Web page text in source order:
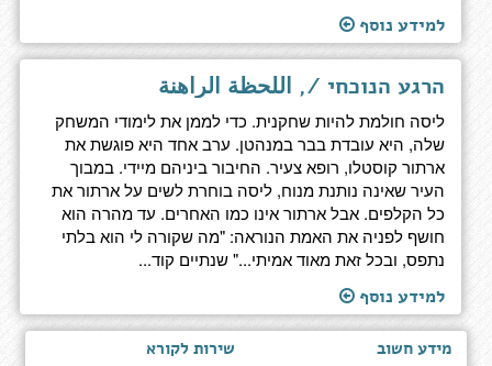
למידע נוסף
הרגע הנוכחי /, اللحظة الراهنة
ליסה חולמת להיות שחקנית. כדי לממן את לימודי המשחק
שלה, היא עובדת בבר במנהטן. ערב אחד היא פוגשת את
ארתור קוסטלו, רופא צעיר. החיבור ביניהם מיידי. במבוך
העיר שאינה נותנת מנוח, ליסה בוחרת לשים על ארתור את
כל הקלפים. אבל ארתור אינו כמו האחרים. עד מהרה הוא
חושף לפניה את האמת הנוראה: "מה שקורה לי הוא בלתי
נתפס, ובכל זאת מאוד אמיתי..." שנתיים קוד...
למידע נוסף
מידע חשוב שירות לקורא